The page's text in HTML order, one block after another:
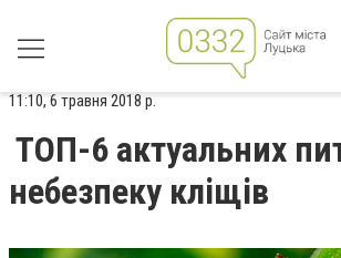
11:10, 6 травня 2018 р.
ТОП-6 актуальних
небезпеку кліщів